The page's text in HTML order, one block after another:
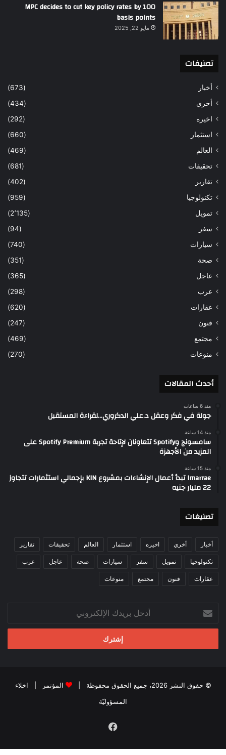
MPC decides to cut key policy rates by 100
basis points
مايو 22, 2025
تصنيفات
أخبار
(673)
أخري
(434)
اخيره
(292)
استثمار
(660)
العالم
(469)
تحقيقات
(681)
تقارير
(402)
تكنولوجيا
(959)
تمويل
(2٬135)
سفر
(94)
سيارات
(740)
صحة
(351)
عاجل
(365)
عرب
(298)
عقارات
(620)
فنون
(247)
مجتمع
(469)
منوعات
(270)
أحدث المقالات
منذ 6 ساعات
جولة في فكر وعقل د.علي الدكروري…لقراءة المستقبل
منذ 14 ساعة
سامسونج وSpotify تتعاونان لإتاحة تجربة Spotify Premium على
المزيد من الأجهزة
منذ 15 ساعة
Imarrae تبدأ أعمال الإنشاءات بمشروع KIN بإجمالي استثمارات تتجاوز
22 مليار جنيه
تصنيغات
أخبار أخري اخيره استثمار العالم تحقيقات تقارير
تكنولوجيا تمويل سفر سيارات صحة عاجل عرب
عقارات فنون مجتمع منوعات
بريدك
الإلكتروني
© حقوق النشر 2026، جميع الحقوق محفوظة | المؤتمر
اخلاء
المسؤوليّة
فيسبوك